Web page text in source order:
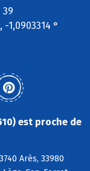
39
-1,0903314 °
est proche de
Arès, 33980